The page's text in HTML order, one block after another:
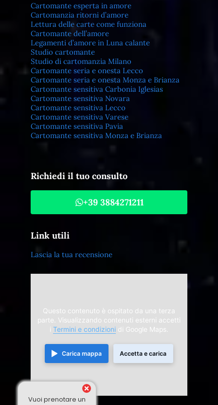
Cartomante esperta in amore
Cartomanzia ritorni d’amore
Lettura delle carte come funziona
Cartomante dell’amore
Legamenti d’amore in Luna calante
Studio cartomante
Studio di cartomanzia Milano
Cartomante seria e onesta Lecco
Cartomante seria e onesta Monza e Brianza
Cartomante sensitiva Carbonia Iglesias
Cartomante sensitiva Novara
Cartomante sensitiva Lecco
Cartomante sensitiva Varese
Cartomante sensitiva Pavia
Cartomante sensitiva Monza e Brianza
Richiedi il tuo consulto
+39 3884271211
Link utili
Lascia la tua recensione
Questo contenuto è ospitato da una terza
parte. Visualizzando contenuti esterni accetti
i Termini e condizioni di Google Maps.
Carica mappa Accetta e carica
Vuoi prenotare un